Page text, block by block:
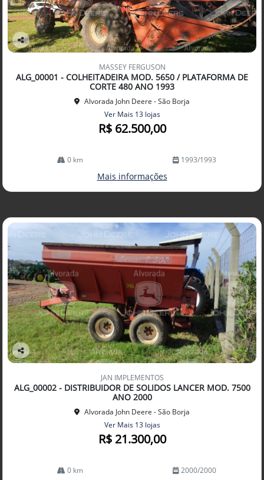
Co
arti
lhe
MASSEY FERGUSON
ALG_00001 - COLHEITADEIRA MOD. 5650 / PLATAFORMA DE
CORTE 480 ANO 1993
Alvorada John Deere - São Borja
Ver Mais 13 lojas
R$ 62.500,00
0 km 1993/1993
Mais informações
Co
arti
lhe
JAN IMPLEMENTOS
ALG_00002 - DISTRIBUIDOR DE SOLIDOS LANCER MOD. 7500
ANO 2000
Alvorada John Deere - São Borja
Ver Mais 13 lojas
R$ 21.300,00
0 km 2000/2000